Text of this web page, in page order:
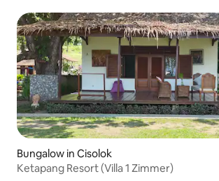
Bungalow in Cisolok
Ketapang Resort (Villa 1 Zimmer)